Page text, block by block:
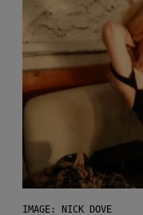
IMAGE: NICK DOVE